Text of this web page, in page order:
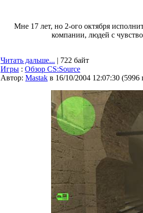
Мне 17 лет, но 2-ого октября
компании, людей с
Читать дальше... | 722 байт
Игры : Обзор CS:Source
Автор: Мastak в 16/10/2004 12:07:30 (5996